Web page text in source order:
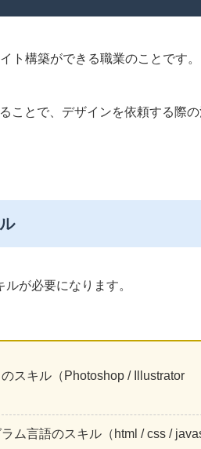
ト構築ができる職業のことです。
ことで、デザインを依頼する際
が必要になります。
スキル（Photoshop / Illustrator
ム言語のスキル（html / css /